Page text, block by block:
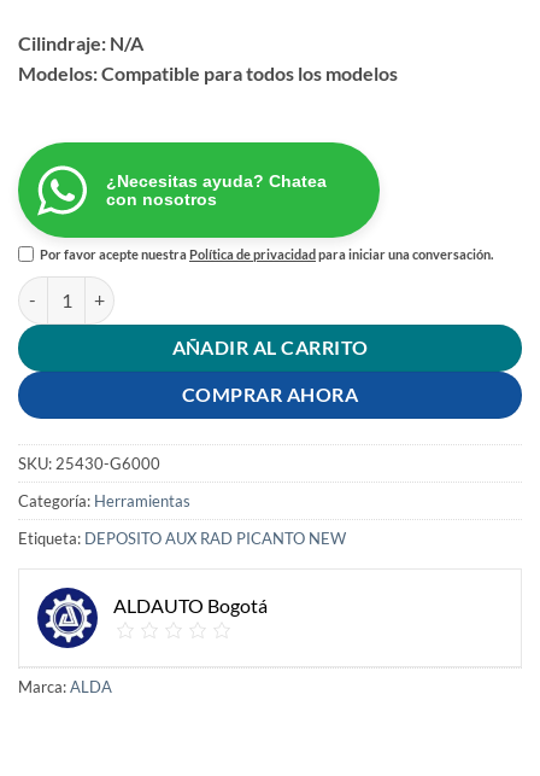
Cilindraje: N/A
Modelos: Compatible para todos los modelos
¿Necesitas ayuda? Chatea
con nosotros
Por favor acepte nuestraPolítica de privacidad para iniciar una conversación.
DEPOSITO AUXILIAR RADIADOR PICANTO NEW cantidad
AÑADIR AL CARRITO
COMPRAR AHORA
SKU: 25430-G6000
Categoría: Herramientas
Etiqueta: DEPOSITO AUX RAD PICANTO NEW
ALDAUTO Bogotá
Marca:ALDA